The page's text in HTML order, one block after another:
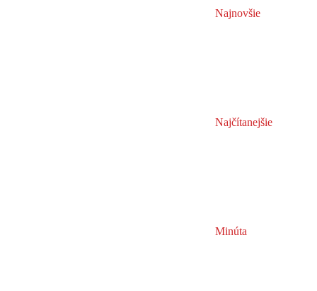
Najnovšie
Najčítanejšie
Minúta